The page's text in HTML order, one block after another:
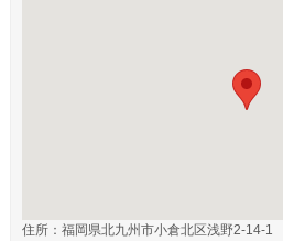
住所：福岡県北九州市小倉北区浅野2-14-1